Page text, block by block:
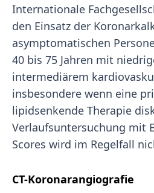
Internationale
den Einsatz der
asymptomatischen
40 bis 75 Jahren mit
intermediärem
insbesondere wenn eine
lipidsenkende Therapie
Verlaufsuntersuchung mit
Scores wird im Regelfall
CT-Koronarangiografie